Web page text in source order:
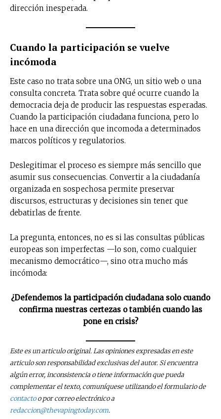
dirección inesperada.
Cuando la participación se vuelve
incómoda
Este caso no trata sobre una ONG, un sitio web o una
consulta concreta. Trata sobre qué ocurre cuando la
democracia deja de producir las respuestas esperadas.
Cuando la participación ciudadana funciona, pero lo
hace en una dirección que incomoda a determinados
marcos políticos y regulatorios.
Deslegitimar el proceso es siempre más sencillo que
asumir sus consecuencias. Convertir a la ciudadanía
organizada en sospechosa permite preservar
discursos, estructuras y decisiones sin tener que
debatirlas de frente.
La pregunta, entonces, no es si las consultas públicas
europeas son imperfectas —lo son, como cualquier
mecanismo democrático—, sino otra mucho más
incómoda:
¿Defendemos la participación ciudadana solo cuando
confirma nuestras certezas o también cuando las
pone en crisis?
Este es un articulo original. Las opiniones expresadas en este
articulo son responsabilidad exclusivas del autor. Si encuentra
algún error, inconsistencia o tiene información que pueda
complementar el texto, comuníquese utilizando el formulario de
contactoo por correo electrónico a
redaccion@thevapingtoday.com.